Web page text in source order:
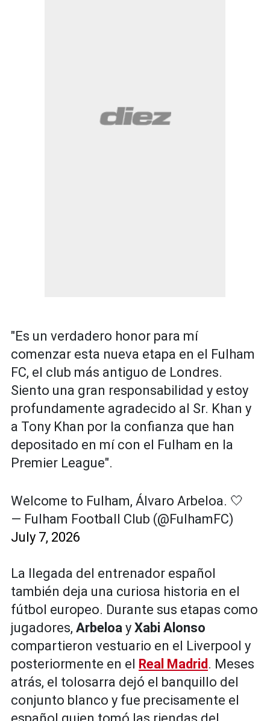
"Es un verdadero honor para mí
comenzar esta nueva etapa en el Fulham
FC, el club más antiguo de Londres.
Siento una gran responsabilidad y estoy
profundamente agradecido al Sr. Khan y
a Tony Khan por la confianza que han
depositado en mí con el Fulham en la
Premier League".
Welcome to Fulham, Álvaro Arbeloa. 🤍
— Fulham Football Club (@FulhamFC)
July 7, 2026
La llegada del entrenador español
también deja una curiosa historia en el
fútbol europeo. Durante sus etapas como
jugadores, Arbeloa y Xabi Alonso
compartieron vestuario en el Liverpool y
posteriormente en el
Real Madrid . Meses
atrás, el tolosarra dejó el banquillo del
conjunto blanco y fue precisamente el